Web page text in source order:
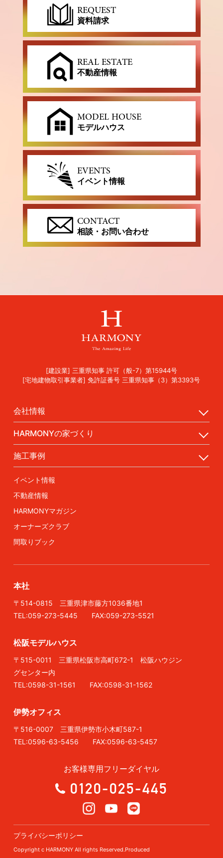
REQUEST
資料請求
REAL ESTATE
不動産情報
MODEL HOUSE
モデルハウス
EVENTS
イベント情報
CONTACT
相談・お問い合わせ
[建設業] 三重県知事 許可（般-7）第15944号
[宅地建物取引事業者] 免許証番号 三重県知事（3）第3393号
会社情報
HARMONYの家づくり
施工事例
イベント情報
不動産情報
HARMONYマガジン
オーナーズクラブ
間取りブック
本社
〒514-0815 三重県津市藤方1036番地1
TEL:059-273-5445 FAX:059-273-5521
松阪モデルハウス
〒515-0011 三重県松阪市高町672-1 松阪ハウジン
グセンター内
TEL:0598-31-1561 FAX:0598-31-1562
伊勢オフィス
〒516-0007 三重県伊勢市小木町587-1
TEL:0596-63-5456 FAX:0596-63-5457
お客様専用フリーダイヤル
0120-025-445
プライバシーポリシー
Copyright c HARMONY All rights Reserved.Produced